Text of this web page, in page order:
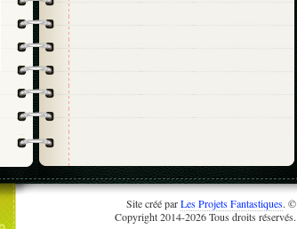
Site créé parLes Projets Fantastiques. ©
Copyright 2014-2026 Tous droits réservés.